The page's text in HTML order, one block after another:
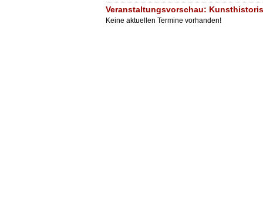
Veranstaltungsvorschau:
Keine aktuellen Termine vorhanden!